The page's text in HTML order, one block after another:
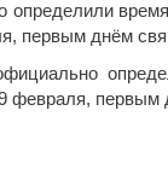
определили
первым днём
февраля,